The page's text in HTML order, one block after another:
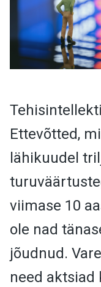
Ettevõtted,
lähikuudel
viimase 10
ole nad
jõudnud.
need aktsiad